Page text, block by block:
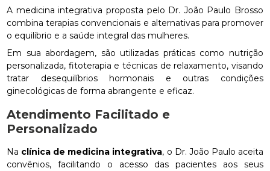
A medicina integrativa proposta pelo Dr. João Paulo Brosso
combina terapias convencionais e alternativas para promover
o equilíbrio e a saúde integral das mulheres.
Em sua abordagem, são utilizadas práticas como nutrição
personalizada, fitoterapia e técnicas de relaxamento, visando
tratar desequilíbrios hormonais e outras condições
ginecológicas de forma abrangente e eficaz.
Atendimento Facilitado e
Personalizado
Na clínica de medicina integrativa, o Dr. João Paulo aceita
convênios, facilitando o acesso das pacientes aos seus